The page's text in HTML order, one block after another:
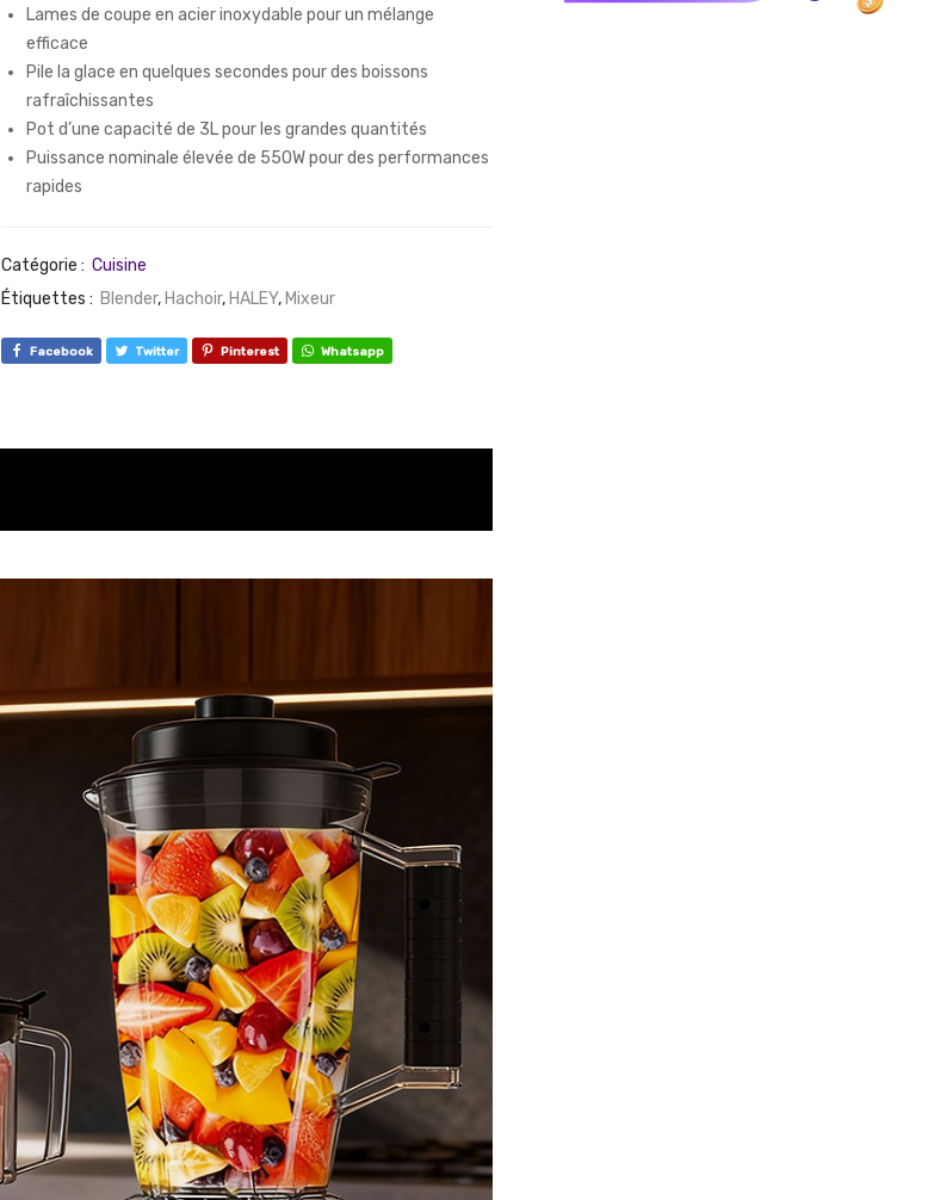
Lames de coupe en acier inoxydable pour un mélange
efficace
Pile la glace en quelques secondes pour des boissons
rafraîchissantes
Pot d’une capacité de 3L pour les grandes quantités
Puissance nominale élevée de 550W pour des performances
rapides
Catégorie : Cuisine
Étiquettes : Blender, Hachoir, HALEY, Mixeur
Facebook Twitter Pinterest Whatsapp